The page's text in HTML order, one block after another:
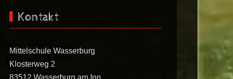
Kontakt
Mittelschule Wasserburg
Klosterweg 2
83512 Wasserburg am Inn